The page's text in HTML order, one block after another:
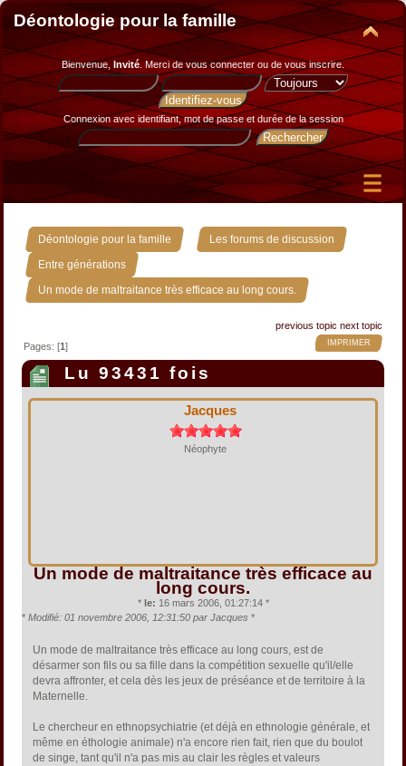
Déontologie pour la famille
Bienvenue, Invité. Merci devous connecter ou de vous inscrire.
Connexion avec identifiant, mot de passe et durée de la session
Déontologie pour la famille » Les forums de discussion »
Entre générations »
Un mode de maltraitance très efficace au long cours.
previous topic next topic
IMPRIMER
Pages: [1]
Lu 93431 fois
Jacques
Néophyte
Un mode de maltraitance très efficace au
long cours.
* le: 16 mars 2006, 01:27:14 *
* Modifié: 01 novembre 2006, 12:31:50 par Jacques *
Un mode de maltraitance très efficace au long cours, est de
désarmer son fils ou sa fille dans la compétition sexuelle qu'il/elle
devra affronter, et cela dès les jeux de préséance et de territoire à la
Maternelle.
Le chercheur en ethnopsychiatrie (et déjà en ethnologie générale, et
même en éthologie animale) n'a encore rien fait, rien que du boulot
de singe, tant qu'il n'a pas mis au clair les règles et valeurs